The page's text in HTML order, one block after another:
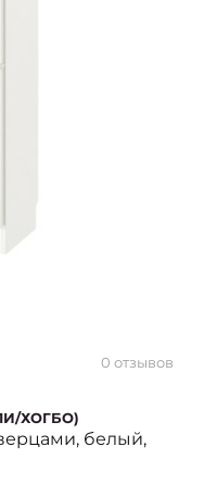
0 отзывов
ХОГБО)
белый,